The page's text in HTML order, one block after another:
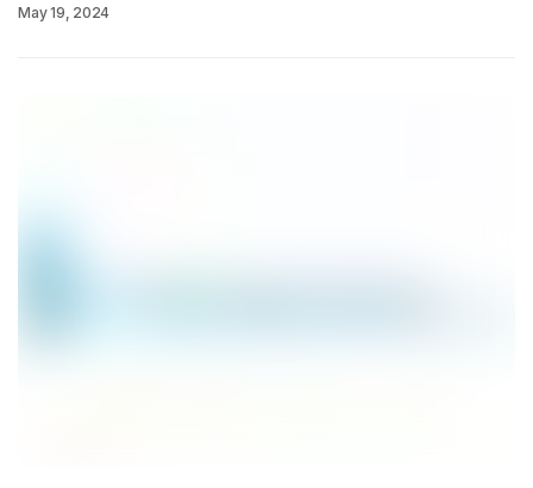
May 19, 2024